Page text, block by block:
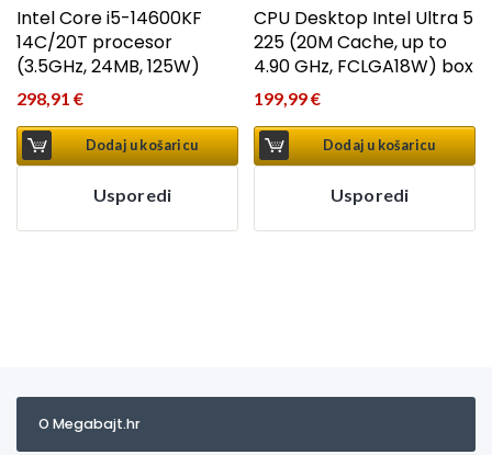
Intel Core i5-14600KF
14C/20T procesor
(3.5GHz, 24MB, 125W)
298,91 €
Dodaj u košaricu
Usporedi
CPU Desktop Intel Ultra 5
225 (20M Cache, up to
4.90 GHz, FCLGA18W) box
199,99€
Dodaj u košaricu
Usporedi
O Megabajt.hr